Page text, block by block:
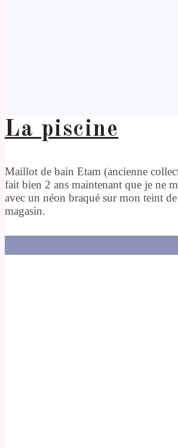
La piscine
Maillot de bain Etam (ancienne
fait bien 2 ans maintenant que je ne
avec un néon braqué sur mon teint
magasin.